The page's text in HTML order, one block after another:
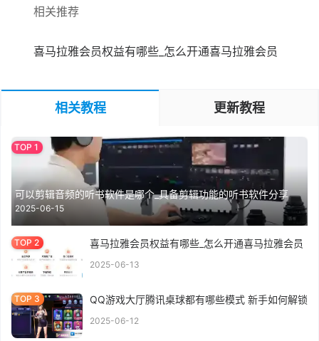
相关推荐
喜马拉雅会员权益有哪些_怎么开通喜马拉雅会员
相关教程 更新教程
可以剪辑音频的听书软件是哪个_具备剪辑功能的听书软件分享
2025-06-15
喜马拉雅会员权益有哪些_怎么开通喜马拉雅会员
2025-06-13
QQ游戏大厅腾讯桌球都有哪些模式 新手如何解锁
2025-06-12